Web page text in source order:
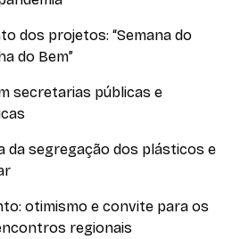
dos projetos: “Semana do
do Bem”
secretarias públicas e
da segregação dos plásticos e
otimismo e convite para os
regionais